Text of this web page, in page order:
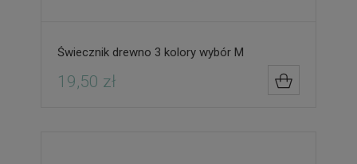
Świecznik drewno 3 kolory wybór M
19,50 zł